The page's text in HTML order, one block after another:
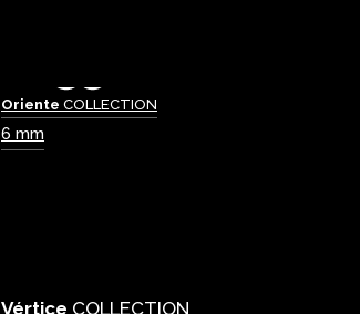
Oriente COLLECTION
6 mm
Vértice COLLECTION